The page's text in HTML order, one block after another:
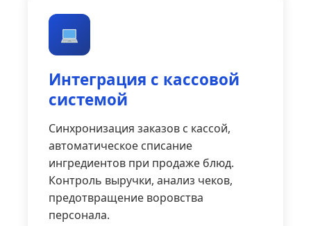
Интеграция с кассовой
системой
Синхронизация заказов с кассой,
автоматическое списание
ингредиентов при продаже блюд.
Контроль выручки, анализ чеков,
предотвращение воровства
персонала.